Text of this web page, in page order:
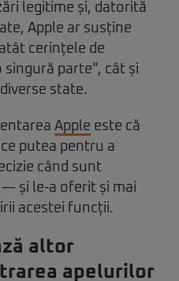
legitime și, datorită
Apple ar susține
cerințele de
parte”, cât și
state.
Apple este că
putea pentru a
când sunt
și le-a oferit și mai
acestei funcții.
altor
apelurilor